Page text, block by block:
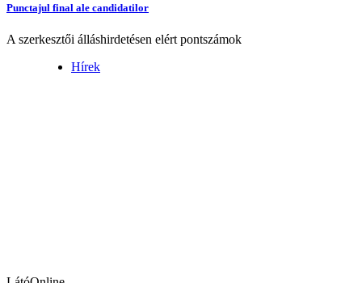
Punctajul final ale candidatilor
A szerkesztői álláshirdetésen elért pontszámok
Hírek